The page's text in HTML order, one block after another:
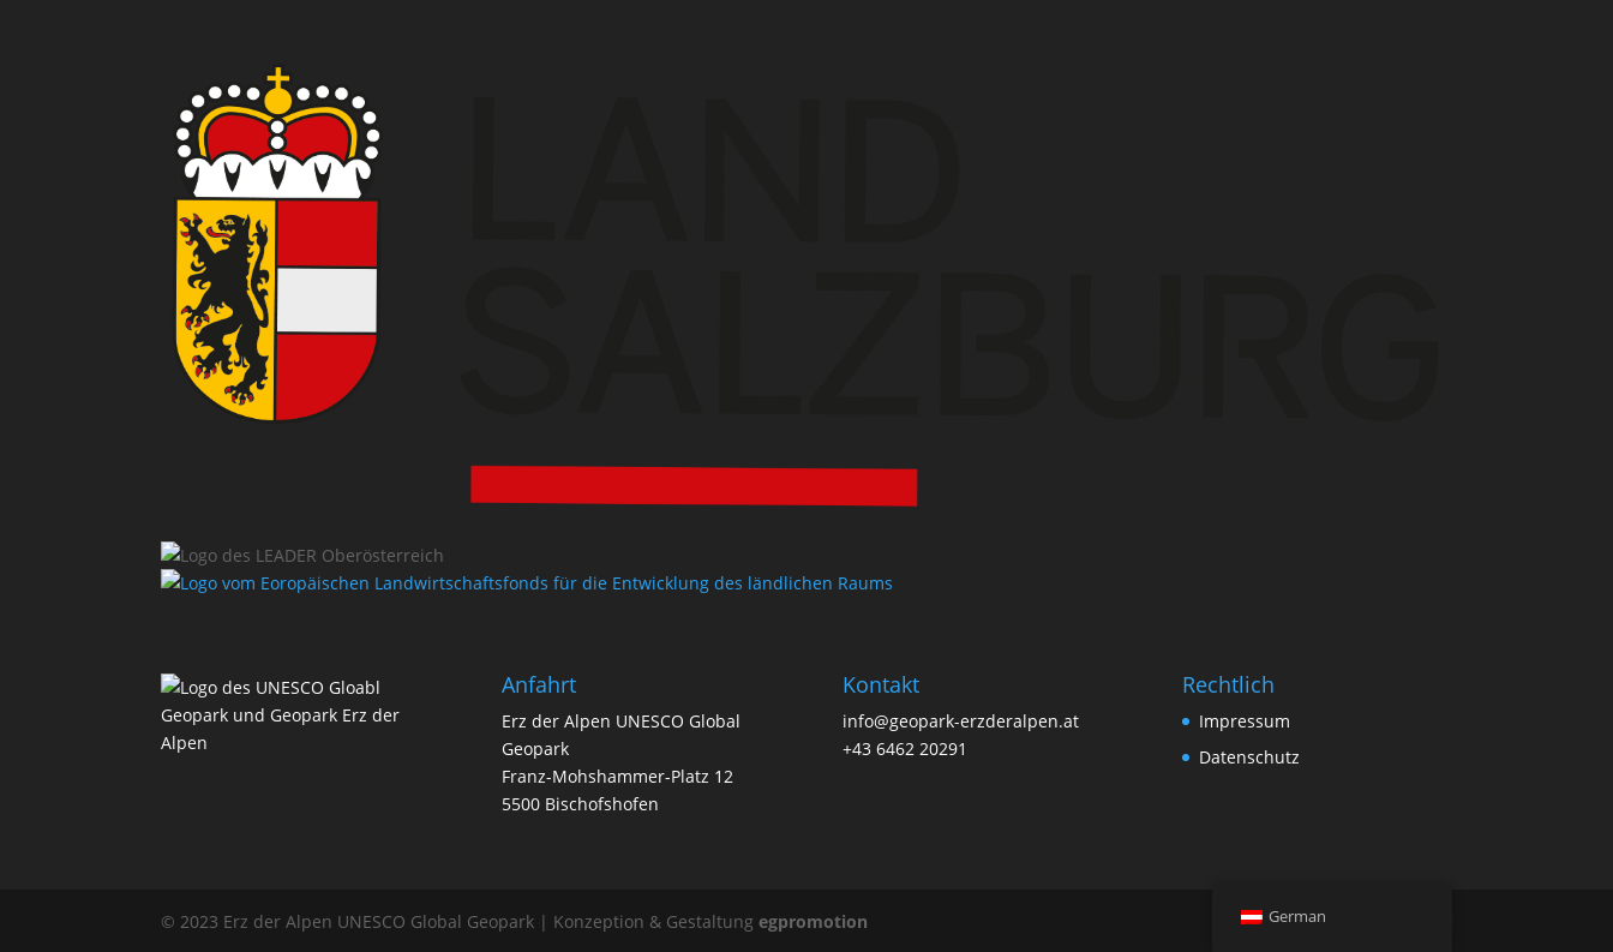
Anfahrt
Erz der Alpen UNESCO Global
Geopark
Franz-Mohshammer-Platz 12
5500 Bischofshofen
Kontakt
info@geopark-erzderalpen.at
+43 6462 20291
Rechtlich
Impressum
Datenschutz
© 2023 Erz der Alpen UNESCO Global Geopark | Konzeption & Gestaltungegpromotion German